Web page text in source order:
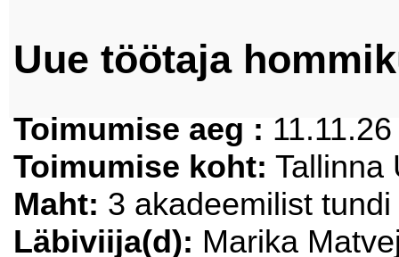
Uue töötaja
Toimumise aeg :
Toimumise koht: Tallinna
Maht: 3 akadeemilist tundi
Läbiviija(d): Marika